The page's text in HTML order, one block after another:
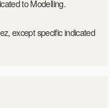
to Modelling.
except specific indicated